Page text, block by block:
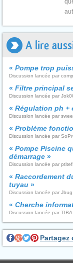
A lire
« Pompe trop
Discussion lancée par
« Filtre principal
Discussion lancée par
« Régulation ph +
Discussion lancée par
« Problème
Discussion lancée par
« Pompe Piscine
démarrage »
Discussion lancée par
« Raccordement
tuyau »
Discussion lancée par
« Cherche
Discussion lancée par
Partagez